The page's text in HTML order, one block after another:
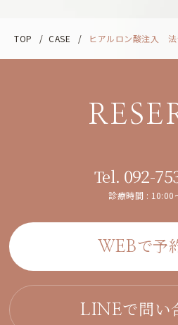
TOP / CASE / ヒアルロン酸注入 法
Tel. 092-
診療時間 : 10:00
WEBで予
LINEで問い